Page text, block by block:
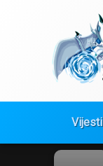
Vijesti